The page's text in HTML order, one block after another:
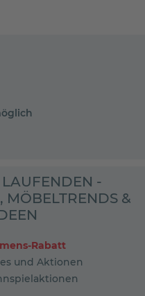
-
MÖBELTRENDS &
Rabatt
und Aktionen